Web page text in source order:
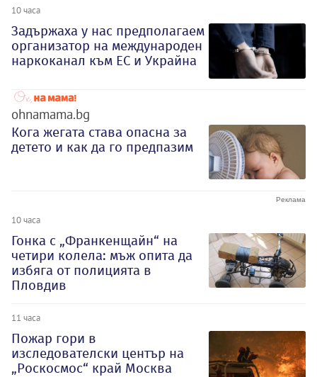
10 часа
Задържаха у нас предполагаем
организатор на международен
наркоканал към ЕС и Украйна
ohnamama.bg
Кога жегата става опасна за
детето и как да го предпазим
10 часа
Гонка с „Франкенщайн“ на
четири колела: мъж опита да
избяга от полицията в
Пловдив
11 часа
Пожар гори в
изследователски център на
„Роскосмос“ край Москва